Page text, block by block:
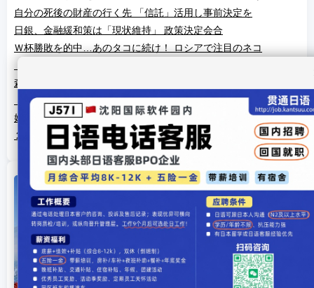
自分の死後の財産の行く先 「信託」活用し事前決定を
日銀、金融緩和策は「現状維持」 政策決定会合
Ｗ杯勝敗を的中…あのタコに続け！ ロシアで注目のネコ
森友決裁文書改ざん 財務省調査報告書（要旨）
「イチローに相談続けたい」 侍Ｊ稲葉監督が明かす
娘が辞めた新聞配達、夫婦で続け４２年「親心が泣ける」
２千安打の内川、野球を２度やめかけた 支え続けた両親